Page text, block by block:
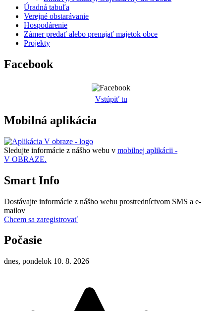
Úradná tabuľa
Verejné obstarávanie
Hospodárenie
Zámer predať alebo prenajať majetok obce
Projekty
Facebook
Vstúpiť tu
Mobilná aplikácia
Sledujte informácie z nášho webu v mobilnej aplikácii -
V OBRAZE.
Smart Info
Dostávajte informácie z nášho webu prostredníctvom SMS a e-
mailov
Chcem sa zaregistrovať
Počasie
dnes, pondelok 10. 8. 2026